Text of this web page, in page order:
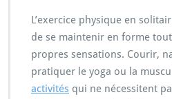
L’exercice physique en
de se maintenir en forme
propres sensations. Courir,
pratiquer le yoga ou la
activités qui ne nécessitent